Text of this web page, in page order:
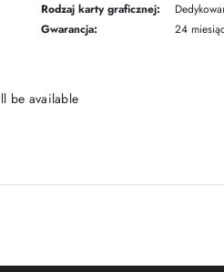
Rodzaj karty graficznej:
Gwarancja: 24
be available